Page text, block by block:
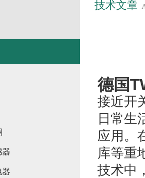
技术文章
德国
接近开
日常生
应用。
库等重
技术中
器
器